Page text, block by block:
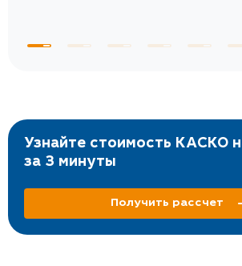
Узнайте стоимость КАСКО
за 3 минуты
Получить рассчет